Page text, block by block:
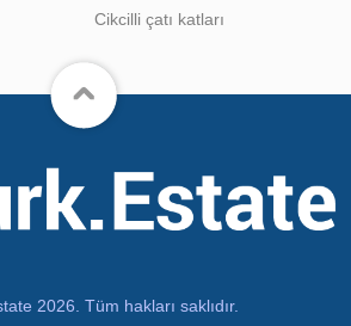
Cikcilli çatı katları
2026. Tüm hakları saklıdır.